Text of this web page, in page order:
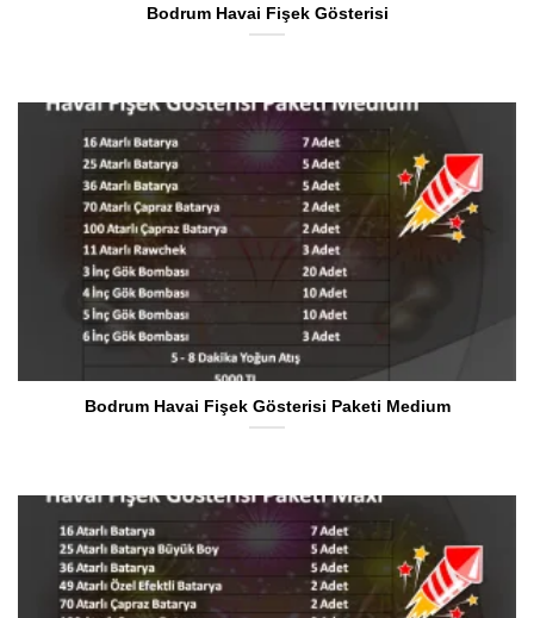
Bodrum Havai Fişek Gösterisi
Bodrum Havai Fişek Gösterisi Paketi Medium